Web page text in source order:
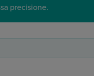
precisione.